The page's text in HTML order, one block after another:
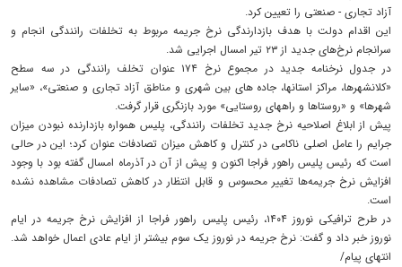
آزاد تجاری - صنعتی را تعیین کرد.
این اقدام دولت با هدف بازدارندگی نرخ جریمه مربوط به تخلفات رانندگی انجام و
سرانجام نرخ‌های جدید از ۲۳ تیر امسال اجرایی شد.
در جدول نرخنامه جدید در مجموع نرخ ۱۷۴ عنوان تخلف رانندگی در سه سطح
«کلانشهرها، مراکز استانها، جاده های بین شهری و مناطق آزاد تجاری و صنعتی»، «سایر
شهرها» و «روستاها و راههای روستایی» مورد بازنگری قرار گرفت.
پیش از ابلاغ اصلاحیه نرخ جدید تخلفات رانندگی، پلیس همواره بازدارنده نبودن میزان
جرایم را عامل اصلی ناکامی در کنترل و کاهش میزان تصادفات عنوان کرد؛ این در حالی
است که رئیس پلیس راهور فراجا اکنون و پیش از آن در آذرماه امسال گفته بود با وجود
افزایش نرخ جریمه‌ها تغییر محسوس و قابل انتظار در کاهش تصادفات مشاهده نشده
است.
در طرح ترافیکی نوروز ۱۴۰۴، رئیس پلیس راهور فراجا از افزایش نرخ جریمه در ایام
نوروز خبر داد ‌و گفت: نرخ جریمه در نوروز یک سوم بیشتر از ایام عادی اعمال خواهد شد.
انتهای پیام/